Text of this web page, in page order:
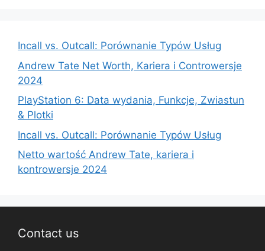
Incall vs. Outcall: Porównanie Typów Usług
Andrew Tate Net Worth, Kariera i Controwersje
2024
PlayStation 6: Data wydania, Funkcje, Zwiastun
& Plotki
Incall vs. Outcall: Porównanie Typów Usług
Netto wartość Andrew Tate, kariera i
kontrowersje 2024
Contact us